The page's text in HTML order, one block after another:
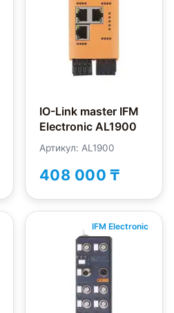
IO-Link master IFM
Electronic AL1900
Артикул: AL1900
408 000 ₸
IFM Electronic